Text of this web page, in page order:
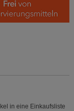
in eine Einkaufsliste